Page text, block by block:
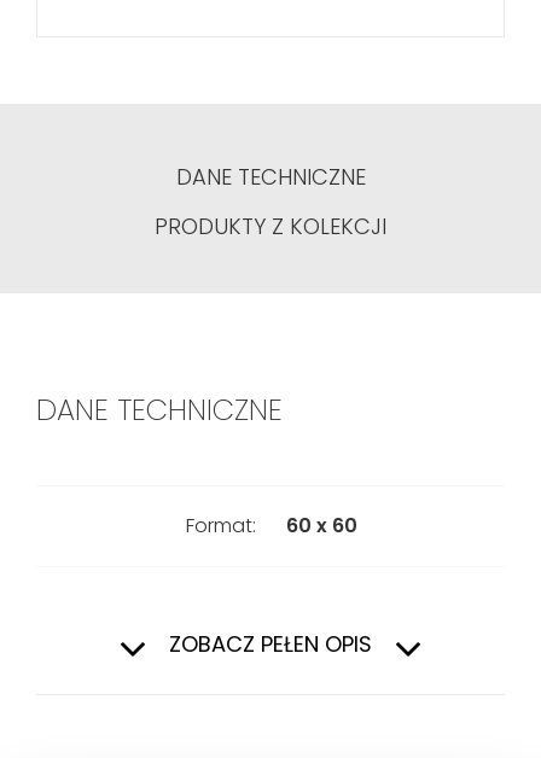
DANE TECHNICZNE
PRODUKTY Z KOLEKCJI
DANE TECHNICZNE
Format: 60 x 60
ZOBACZ PEŁEN OPIS